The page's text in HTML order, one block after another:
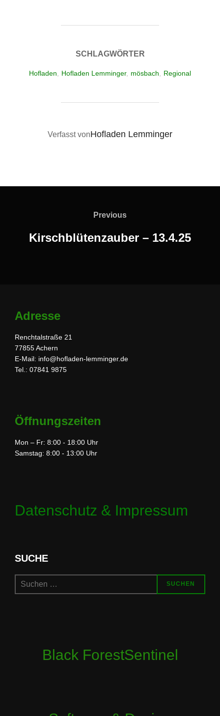
SCHLAGWÖRTER
Hofladen, Hofladen Lemminger, mösbach, Regional
BEITRAGSAUTOR
Verfasst vonHofladen Lemminger
Previous
Previous
Kirschblütenzauber – 13.4.25
Adresse
Renchtalstraße 21
77855 Achern
E-Mail: info@hofladen-lemminger.de
Tel.: 07841 9875
Öffnungszeiten
Mon – Fr: 8:00 - 18:00 Uhr
Samstag: 8:00 - 13:00 Uhr
Datenschutz & Impressum
SUCHE
Suchen
SUCHEN
Black ForestSentinel